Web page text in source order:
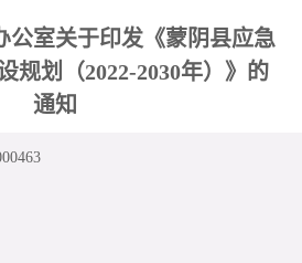
公室关于印发《蒙阴县应急
规划（2022-2030年）》的
通知